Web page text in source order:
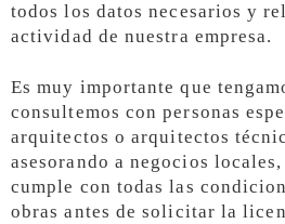
todos los datos necesarios y
actividad de nuestra empresa.
Es muy importante que
consultemos con personas
arquitectos o arquitectos
asesorando a negocios
cumple con todas las
obras antes de solicitar la